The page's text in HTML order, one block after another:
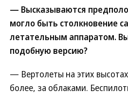
— Высказываются
могло быть столкновение
летательным аппаратом.
подобную версию?
— Вертолеты на этих
более, за облаками.